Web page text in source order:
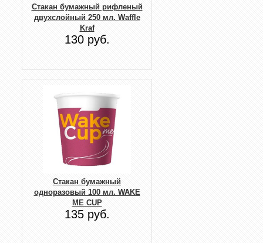
Стакан бумажный рифленый
двухслойный 250 мл. Waffle
Kraf
130 руб.
Стакан бумажный
одноразовый 100 мл. WAKE
ME CUP
135 руб.